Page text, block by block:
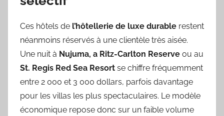
Ces hôtels de l’hôtellerie de luxe durable restent
néanmoins réservés à une clientèle très aisée.
Une nuit à Nujuma, a Ritz-Carlton Reserve ou au
St. Regis Red Sea Resort se chiffre fréquemment
entre 2 000 et 3 000 dollars, parfois davantage
pour les villas les plus spectaculaires. Le modèle
économique repose donc sur un faible volume